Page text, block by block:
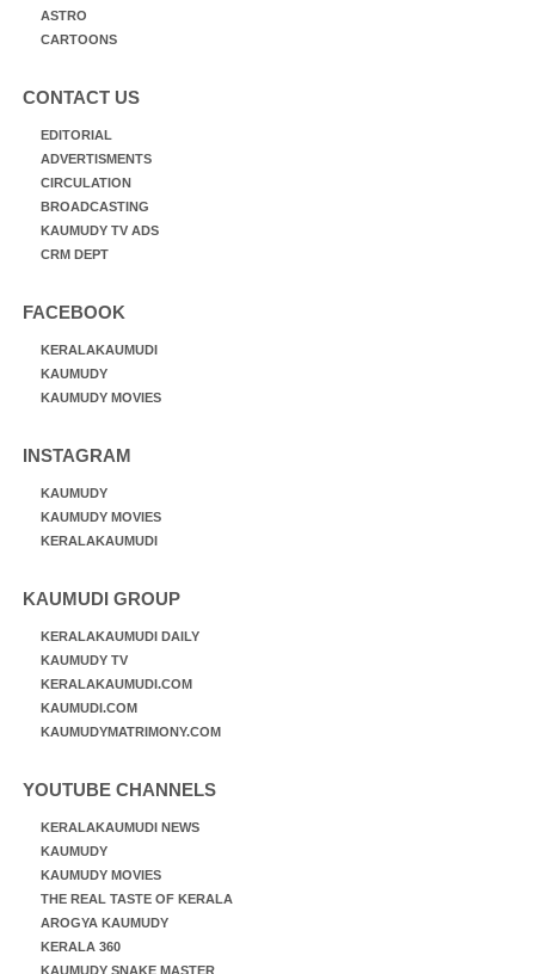
ASTRO
CARTOONS
CONTACT US
EDITORIAL
ADVERTISMENTS
CIRCULATION
BROADCASTING
KAUMUDY TV ADS
CRM DEPT
FACEBOOK
KERALAKAUMUDI
KAUMUDY
KAUMUDY MOVIES
INSTAGRAM
KAUMUDY
KAUMUDY MOVIES
KERALAKAUMUDI
KAUMUDI GROUP
KERALAKAUMUDI DAILY
KAUMUDY TV
KERALAKAUMUDI.COM
KAUMUDI.COM
KAUMUDYMATRIMONY.COM
YOUTUBE CHANNELS
KERALAKAUMUDI NEWS
KAUMUDY
KAUMUDY MOVIES
THE REAL TASTE OF KERALA
AROGYA KAUMUDY
KERALA 360
KAUMUDY SNAKE MASTER